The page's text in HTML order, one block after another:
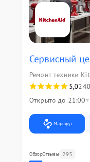
Сервисный
Ремонт техники
5,0
Открыто до 21:00
Маршрут
ОбзорОтзывы 295